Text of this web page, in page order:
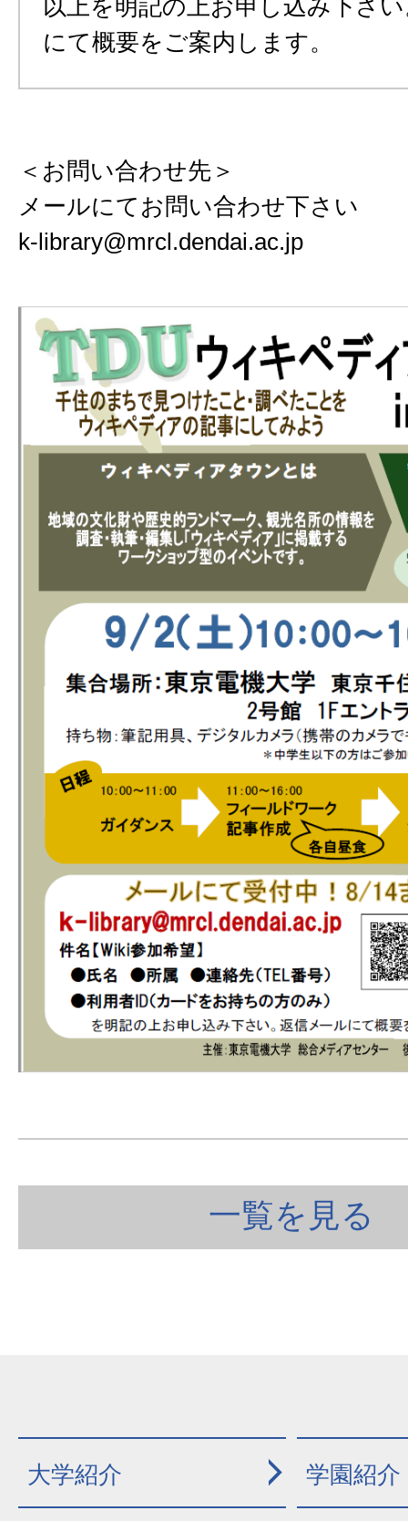
以上を明記の上お申し込み下さ
にて概要をご案内します。
＜お問い合わせ先＞
メールにてお問い合わせ下さい
k-library@mrcl.dendai.ac.jp
一覧を見る
大学紹介 学園紹介